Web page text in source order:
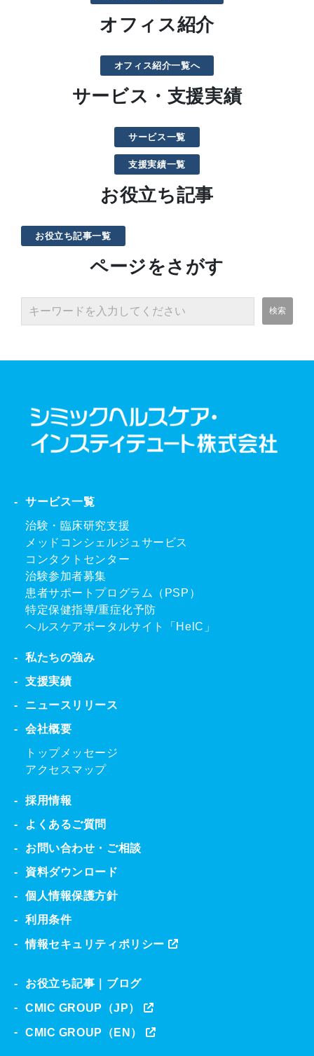
オフィス紹介
オフィス紹介一覧へ
サービス・支援実績
サービス一覧
支援実績一覧
お役立ち記事
お役立ち記事一覧
ページをさがす
サービス一覧
治験・臨床研究支援
メッドコンシェルジュサービス
コンタクトセンター
治験参加者募集
患者サポートプログラム（PSP）
特定保健指導/重症化予防
ヘルスケアポータルサイト「HelC」
私たちの強み
支援実績
ニュースリリース
会社概要
トップメッセージ
アクセスマップ
採用情報
よくあるご質問
お問い合わせ・ご相談
資料ダウンロード
個人情報保護方針
利用条件
情報セキュリティポリシー
お役立ち記事｜ブログ
CMIC GROUP（JP）
CMIC GROUP（EN）